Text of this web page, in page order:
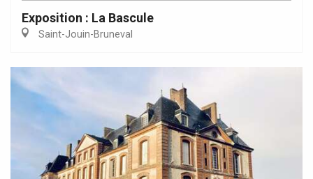
Exposition : La Bascule
Saint-Jouin-Bruneval